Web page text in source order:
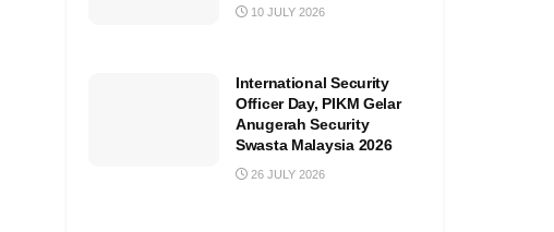
10 JULY 2026
International Security
Officer Day, PIKM Gelar
Anugerah Security
Swasta Malaysia 2026
26 JULY 2026